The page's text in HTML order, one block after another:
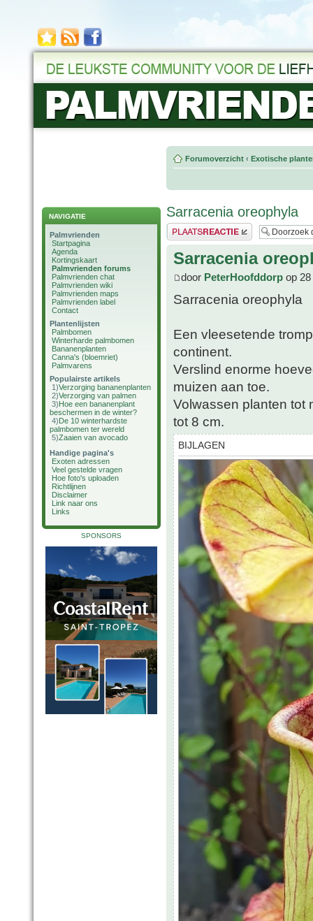
NAVIGATIE
Palmvrienden
Startpagina
Agenda
Kortingskaart
Palmvrienden forums
Palmvrienden chat
Palmvrienden wiki
Palmvrienden maps
Palmvrienden label
Contact
Plantenlijsten
Palmbomen
Winterharde palmbomen
Bananenplanten
Canna's (bloemriet)
Palmvarens
Populairste artikels
1)Verzorging bananenplanten
2)Verzorging van palmen
3)Hoe een bananenplant
beschermen in de winter?
4)De 10 winterhardste
palmbomen ter wereld
5)Zaaien van avocado
Handige pagina's
Exoten adressen
Veel gestelde vragen
Hoe foto's uploaden
Richtlijnen
Disclaimer
Link naar ons
Links
SPONSORS
Forumoverzicht ‹ Exotische
Sarracenia oreophyla
Plaats een reactie
Sarracenia
door PeterHoofddorp op
Sarracenia oreophyla
Een vleesetende
continent.
Verslind enorme
muizen aan toe.
Volwassen planten tot
tot 8 cm.
BIJLAGEN